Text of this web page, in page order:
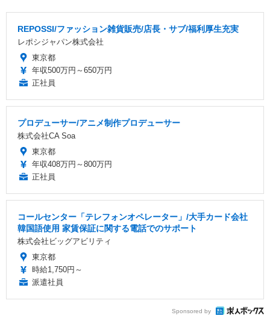
REPOSSI/ファッション雑貨販売/店長・サブ/福利厚生充実
レポシジャパン株式会社
東京都
年収500万円～650万円
正社員
プロデューサー/アニメ制作プロデューサー
株式会社CA Soa
東京都
年収408万円～800万円
正社員
コールセンター「テレフォンオペレーター」/大手カード会社
韓国語使用 家賃保証に関する電話でのサポート
株式会社ビッグアビリティ
東京都
時給1,750円～
派遣社員
Sponsored by